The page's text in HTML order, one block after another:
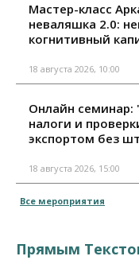
Мастер-класс
неваляшка 2.0:
когнитивный
18 августа 2026, 10:00
Онлайн семинар:
налоги и
экспортом без
18 августа 2026, 15:00
Все мероприятия
Прямым